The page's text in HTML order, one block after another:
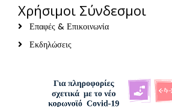
Χρήσιμοι Σύνδεσμοι
Επαφές & Επικοινωνία
Εκδηλώσεις